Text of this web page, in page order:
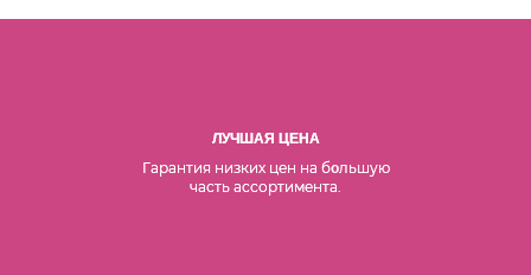
ЛУЧШАЯ ЦЕНА
Гарантия низких цен на большую
часть ассортимента.